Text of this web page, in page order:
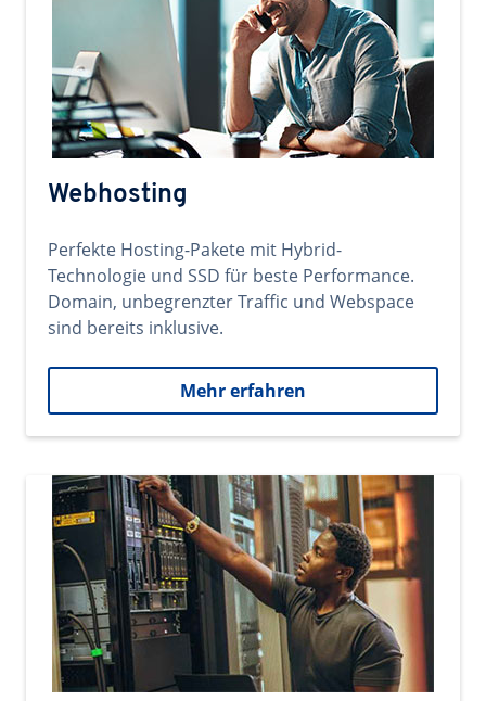
Webhosting
Perfekte Hosting-Pakete mit Hybrid-
Technologie und SSD für beste Performance.
Domain, unbegrenzter Traffic und Webspace
sind bereits inklusive.
Mehr erfahren